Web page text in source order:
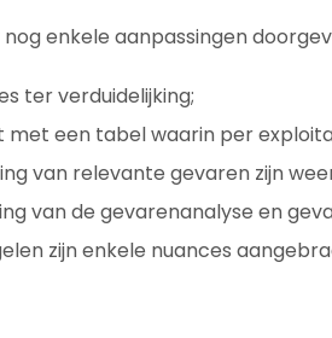
enkele aanpassingen
ter verduidelijking;
met een tabel waarin per
van relevante gevaren zijn
van de gevarenanalyse en
zijn enkele nuances